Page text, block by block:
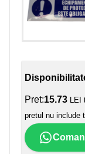
Pret:15.73 LEI
pretul nu include